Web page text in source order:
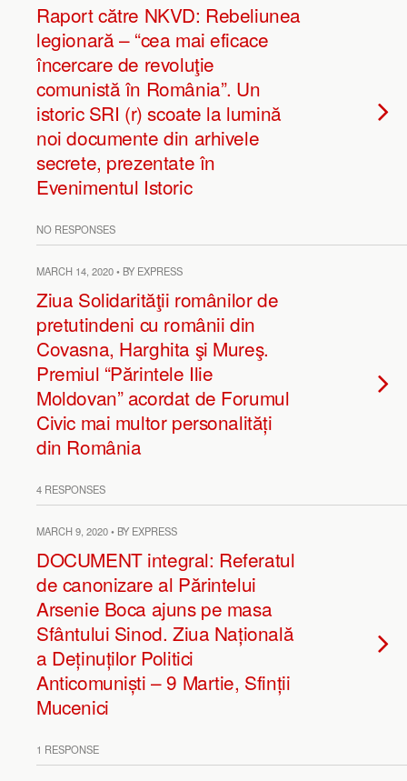
Raport către NKVD: Rebeliunea
legionară – “cea mai eficace
încercare de revoluţie
comunistă în România”. Un
istoric SRI (r) scoate la lumină
noi documente din arhivele
secrete, prezentate în
Evenimentul Istoric
NO RESPONSES
MARCH 14, 2020 • BY EXPRESS
Ziua Solidarităţii românilor de
pretutindeni cu românii din
Covasna, Harghita şi Mureş.
Premiul “Părintele Ilie
Moldovan” acordat de Forumul
Civic mai multor personalități
din România
4 RESPONSES
MARCH 9, 2020 • BY EXPRESS
DOCUMENT integral: Referatul
de canonizare al Părintelui
Arsenie Boca ajuns pe masa
Sfântului Sinod. Ziua Națională
a Deținuților Politici
Anticomuniști – 9 Martie, Sfinții
Mucenici
1 RESPONSE